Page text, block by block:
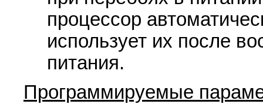
процессор
использует их после
питания.
Программируемые